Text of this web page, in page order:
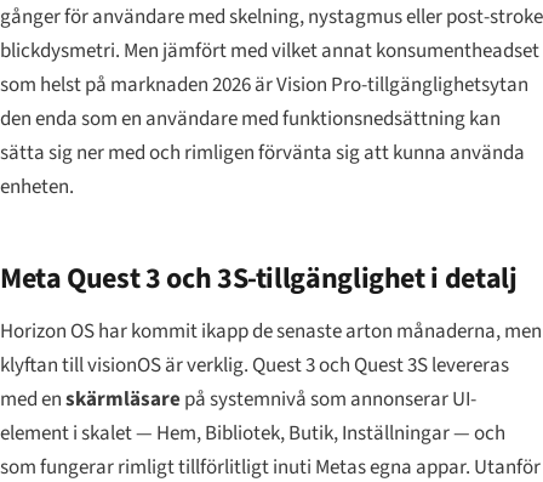
gånger för användare med skelning, nystagmus eller post-stroke
blickdysmetri. Men jämfört med vilket annat konsumentheadset
som helst på marknaden 2026 är Vision Pro-tillgänglighetsytan
den enda som en användare med funktionsnedsättning kan
sätta sig ner med och rimligen förvänta sig att kunna använda
enheten.
Meta Quest 3 och 3S-tillgänglighet i detalj
Horizon OS har kommit ikapp de senaste arton månaderna, men
klyftan till visionOS är verklig. Quest 3 och Quest 3S levereras
med enskärmläsarepå systemnivå som annonserar UI-
element i skalet — Hem, Bibliotek, Butik, Inställningar — och
som fungerar rimligt tillförlitligt inuti Metas egna appar. Utanför